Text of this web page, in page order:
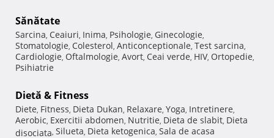
Sănătate
Sarcina, Ceaiuri, Inima, Psihologie, Ginecologie,
Stomatologie, Colesterol, Anticonceptionale, Test sarcina,
Cardiologie, Oftalmologie, Avort, Ceai verde, HIV, Ortopedie,
Psihiatrie
Dietă & Fitness
Diete, Fitness, Dieta Dukan, Relaxare, Yoga, Intretinere,
Aerobic, Exercitii abdomen, Nutritie, Dieta de slabit, Dieta
disociata, Silueta, Dieta ketogenica, Sala de acasa